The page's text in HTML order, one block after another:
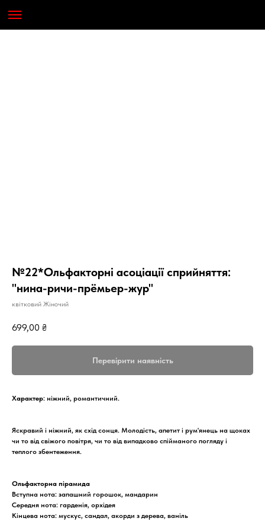
№22*Ольфакторні асоціації сприйняття:
"нина-ричи-прёмьер-жур"
квітковий Жіночий
699,00 ₴
Перевірити наявність
Характер: ніжний, романтичний.
Яскравий і ніжний, як схід сонця. Молодість, апетит і рум'янець на щоках
чи то від свіжого повітря, чи то від випадково спійманого погляду і
теплого збентеження.
Ольфакторна пірамида
Вступна нота: запашний горошок, мандарин
Середня нота: гарденія, орхідея
Кінцева нота: мускус, сандал, акорди з дерева, ваніль